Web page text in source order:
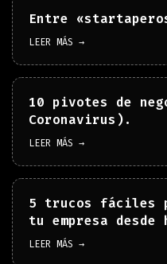
Entre
LEER MÁS →
10 pivotes de
Coronavirus).
LEER MÁS →
5 trucos fáciles
tu empresa desde
LEER MÁS →